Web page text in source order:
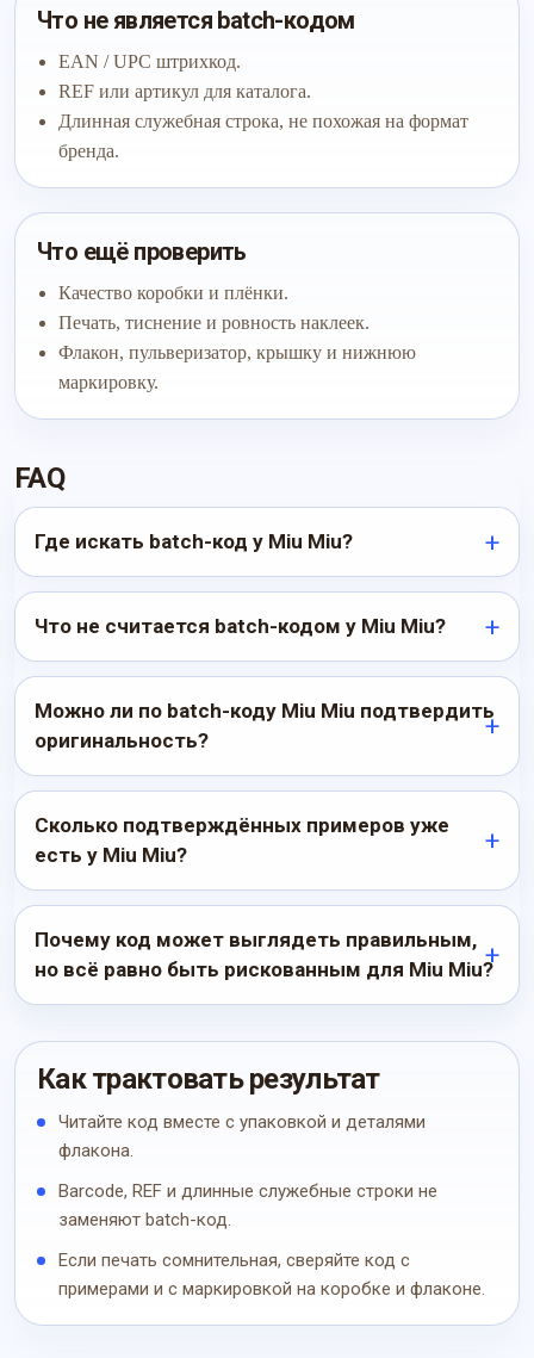
Что не является batch-кодом
EAN / UPC штрихкод.
REF или артикул для каталога.
Длинная служебная строка, не похожая на формат
бренда.
Что ещё проверить
Качество коробки и плёнки.
Печать, тиснение и ровность наклеек.
Флакон, пульверизатор, крышку и нижнюю
маркировку.
FAQ
Где искать batch-код у Miu Miu?
Что не считается batch-кодом у Miu Miu?
Можно ли по batch-коду Miu Miu подтвердить
оригинальность?
Сколько подтверждённых примеров уже
есть у Miu Miu?
Почему код может выглядеть правильным,
но всё равно быть рискованным для Miu Miu?
Как трактовать результат
Читайте код вместе с упаковкой и деталями
флакона.
Barcode, REF и длинные служебные строки не
заменяют batch-код.
Если печать сомнительная, сверяйте код с
примерами и с маркировкой на коробке и флаконе.